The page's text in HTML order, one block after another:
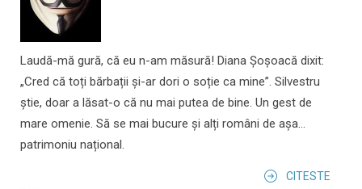
Laudă-mă gură, că eu n-am măsură! Diana Șoșoacă dixit:
„Cred că toți bărbații și-ar dori o soție ca mine”. Silvestru
știe, doar a lăsat-o că nu mai putea de bine. Un gest de
mare omenie. Să se mai bucure și alți români de așa...
patrimoniu național.
CITESTE